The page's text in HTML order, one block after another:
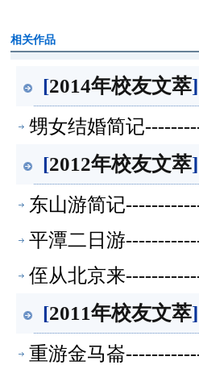
相关作品
[2014年校友文萃]
甥女结婚简记
[2012年校友文萃]
东山游简记
平潭二日游
侄从北京来
[2011年校友文萃]
重游金马崙